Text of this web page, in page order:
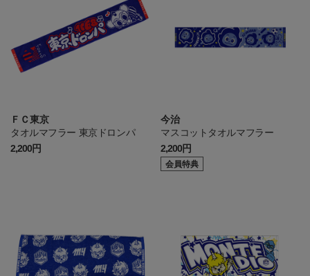
ＦＣ東京
タオルマフラー 東京ドロンパ
2,200円
今治
マスコットタオルマフラー
2,200円
会員特典